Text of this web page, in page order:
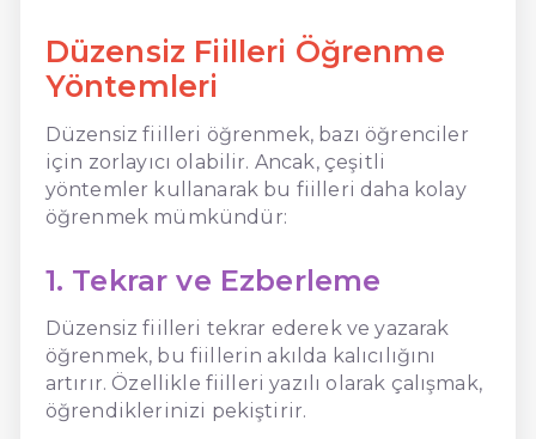
Düzensiz Fiilleri Öğrenme
Yöntemleri
Düzensiz fiilleri öğrenmek, bazı öğrenciler
için zorlayıcı olabilir. Ancak, çeşitli
yöntemler kullanarak bu fiilleri daha kolay
öğrenmek mümkündür:
1. Tekrar ve Ezberleme
Düzensiz fiilleri tekrar ederek ve yazarak
öğrenmek, bu fiillerin akılda kalıcılığını
artırır. Özellikle fiilleri yazılı olarak çalışmak,
öğrendiklerinizi pekiştirir.